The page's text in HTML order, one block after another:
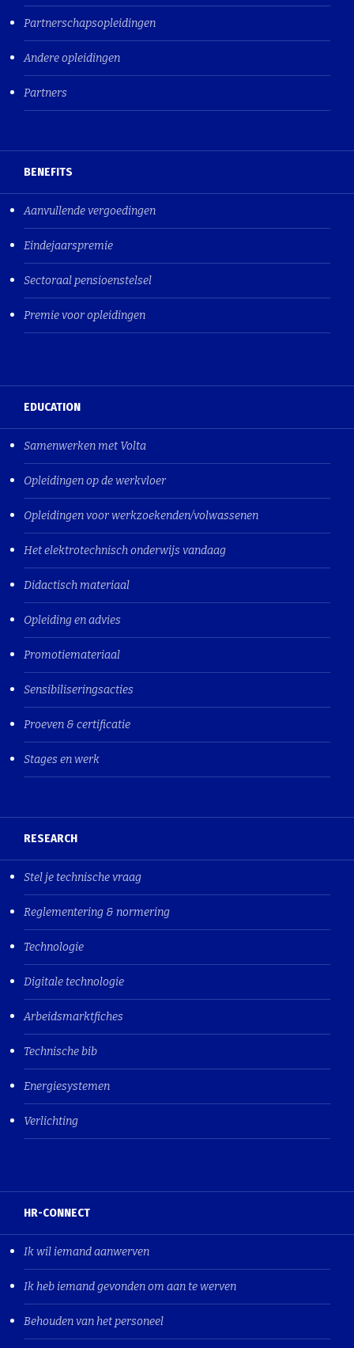
Partnerschapsopleidingen
Andere opleidingen
Partners
BENEFITS
Aanvullende vergoedingen
Eindejaarspremie
Sectoraal pensioenstelsel
Premie voor opleidingen
EDUCATION
Samenwerken met Volta
Opleidingen op de werkvloer
Opleidingen voor werkzoekenden/volwassenen
Het elektrotechnisch onderwijs vandaag
Didactisch materiaal
Opleiding en advies
Promotiemateriaal
Sensibiliseringsacties
Proeven & certificatie
Stages en werk
RESEARCH
Stel je technische vraag
Reglementering & normering
Technologie
Digitale technologie
Arbeidsmarktfiches
Technische bib
Energiesystemen
Verlichting
HR-CONNECT
Ik wil iemand aanwerven
Ik heb iemand gevonden om aan te werven
Behouden van het personeel